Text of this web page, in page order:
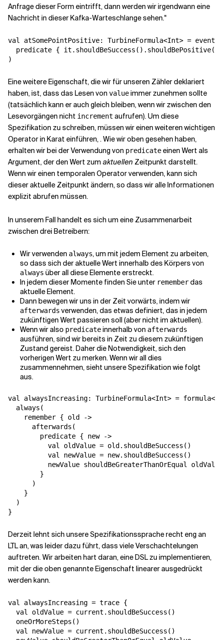
Anfrage dieser Form eintrifft, dann werden wir irgendwann eine
Nachricht in dieser Kafka-Warteschlange sehen."
val atSomePointPositive: TurbineFormula<Int> =
predicate { it.shouldBeSuccess().shouldBePositive()
)
Eine weitere Eigenschaft, die wir für unseren Zähler deklariert
haben, ist, dass das Lesen von valueimmer zunehmen sollte
(tatsächlich kann er auch gleich bleiben, wenn wir zwischen den
Lesevorgängen nicht increment aufrufen). Um diese
Spezifikation zu schreiben, müssen wir einen weiteren wichtigen
Operator in Karat einführen,. Wie wir oben gesehen haben,
erhalten wir bei der Verwendung von predicateeinen Wert als
Argument, der den Wert zum aktuellen Zeitpunkt darstellt.
Wenn wir einen temporalen Operator verwenden, kann sich
dieser aktuelle Zeitpunkt ändern, so dass wir alle Informationen
explizit abrufen müssen.
In unserem Fall handelt es sich um eine Zusammenarbeit
zwischen drei Betreibern:
Wir verwenden always, um mit jedem Element zu arbeiten,
so dass sich der aktuelle Wert innerhalb des Körpers von
always über all diese Elemente erstreckt.
In jedem dieser Momente finden Sie unter rememberdas
aktuelle Element.
Dann bewegen wir uns in der Zeit vorwärts, indem wir
afterwards verwenden, das etwas definiert, das in jedem
zukünftigen Wert passieren soll (aber nicht im aktuellen).
Wenn wir also predicateinnerhalb von afterwards
ausführen, sind wir bereits in Zeit zu diesem zukünftigen
Zustand gereist. Daher die Notwendigkeit, sich den
vorherigen Wert zu merken. Wenn wir all dies
zusammennehmen, sieht unsere Spezifikation wie folgt
aus.
val alwaysIncreasing: TurbineFormula<Int> =
  always(
    remember { old ->
      afterwards(
        predicate { new ->
          val oldValue = old.shouldBeSuccess()
          val newValue = new.shouldBeSuccess()
          newValue shouldBeGreaterThanOrEqual oldValue
        }
      )
    }
  )
}
Derzeit lehnt sich unsere Spezifikationssprache recht eng an
LTL an, was leider dazu führt, dass viele Verschachtelungen
auftreten. Wir arbeiten hart daran, eine DSL zu implementieren,
mit der die oben genannte Eigenschaft linearer ausgedrückt
werden kann.
val alwaysIncreasing = trace {
  val oldValue = current.shouldBeSuccess()
  oneOrMoreSteps()
  val newValue = current.shouldBeSuccess()